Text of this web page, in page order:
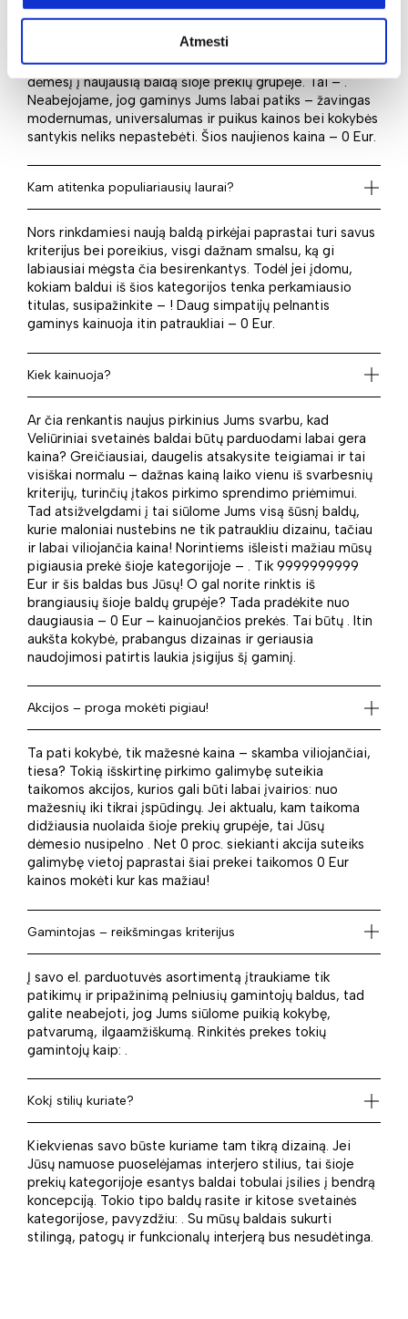
Atmesti
Kas naujo laukia?
Norite rinktis iš naujausių pasiūlymų? Tuomet atkreipkite
dėmesį į naujausią baldą šioje prekių grupėje. Tai – .
Neabejojame, jog gaminys Jums labai patiks – žavingas
modernumas, universalumas ir puikus kainos bei kokybės
santykis neliks nepastebėti. Šios naujienos kaina – 0 Eur.
Kam atitenka populiariausių laurai?
Nors rinkdamiesi naują baldą pirkėjai paprastai turi savus
kriterijus bei poreikius, visgi dažnam smalsu, ką gi
labiausiai mėgsta čia besirenkantys. Todėl jei įdomu,
kokiam baldui iš šios kategorijos tenka perkamiausio
titulas, susipažinkite – ! Daug simpatijų pelnantis
gaminys kainuoja itin patraukliai – 0 Eur.
Kiek kainuoja?
Ar čia renkantis naujus pirkinius Jums svarbu, kad
Veliūriniai svetainės baldai būtų parduodami labai gera
kaina? Greičiausiai, daugelis atsakysite teigiamai ir tai
visiškai normalu – dažnas kainą laiko vienu iš svarbesnių
kriterijų, turinčių įtakos pirkimo sprendimo priėmimui.
Tad atsižvelgdami į tai siūlome Jums visą šūsnį baldų,
kurie maloniai nustebins ne tik patraukliu dizainu, tačiau
ir labai viliojančia kaina! Norintiems išleisti mažiau mūsų
pigiausia prekė šioje kategorijoje – . Tik 9999999999
Eur ir šis baldas bus Jūsų! O gal norite rinktis iš
brangiausių šioje baldų grupėje? Tada pradėkite nuo
daugiausia – 0 Eur – kainuojančios prekės. Tai būtų . Itin
aukšta kokybė, prabangus dizainas ir geriausia
naudojimosi patirtis laukia įsigijus šį gaminį.
Akcijos – proga mokėti pigiau!
Ta pati kokybė, tik mažesnė kaina – skamba viliojančiai,
tiesa? Tokią išskirtinę pirkimo galimybę suteikia
taikomos akcijos, kurios gali būti labai įvairios: nuo
mažesnių iki tikrai įspūdingų. Jei aktualu, kam taikoma
didžiausia nuolaida šioje prekių grupėje, tai Jūsų
dėmesio nusipelno . Net 0 proc. siekianti akcija suteiks
galimybę vietoj paprastai šiai prekei taikomos 0 Eur
kainos mokėti kur kas mažiau!
Gamintojas – reikšmingas kriterijus
Į savo el. parduotuvės asortimentą įtraukiame tik
patikimų ir pripažinimą pelniusių gamintojų baldus, tad
galite neabejoti, jog Jums siūlome puikią kokybę,
patvarumą, ilgaamžiškumą. Rinkitės prekes tokių
gamintojų kaip: .
Kokį stilių kuriate?
Kiekvienas savo būste kuriame tam tikrą dizainą. Jei
Jūsų namuose puoselėjamas interjero stilius, tai šioje
prekių kategorijoje esantys baldai tobulai įsilies į bendrą
koncepciją. Tokio tipo baldų rasite ir kitose svetainės
kategorijose, pavyzdžiu: . Su mūsų baldais sukurti
stilingą, patogų ir funkcionalų interjerą bus nesudėtinga.